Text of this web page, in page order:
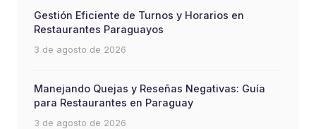
Gestión Eficiente de Turnos y Horarios en
Restaurantes Paraguayos
3 de agosto de 2026
Manejando Quejas y Reseñas Negativas: Guía
para Restaurantes en Paraguay
3 de agosto de 2026